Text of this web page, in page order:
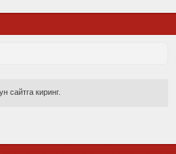
сайтга киринг.